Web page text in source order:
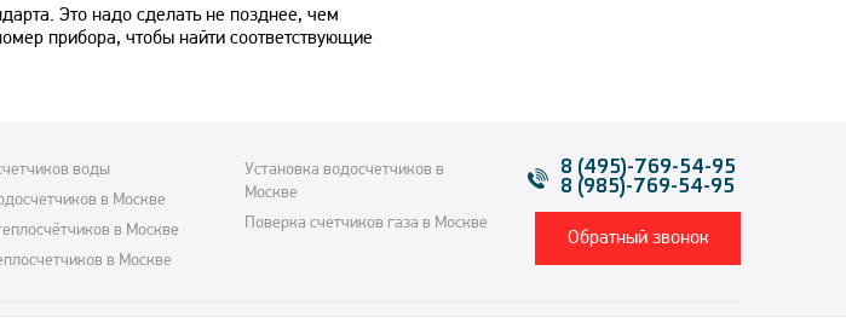
Это надо сделать не позднее, чем
прибора, чтобы найти соответствующие
воды
в Москве
в Москве
в Москве
Установка водосчетчиков в
Москве
Поверка счетчиков газа в Москве
8 (495)-769-54-95
8 (985)-769-54-95
Обратный звонок